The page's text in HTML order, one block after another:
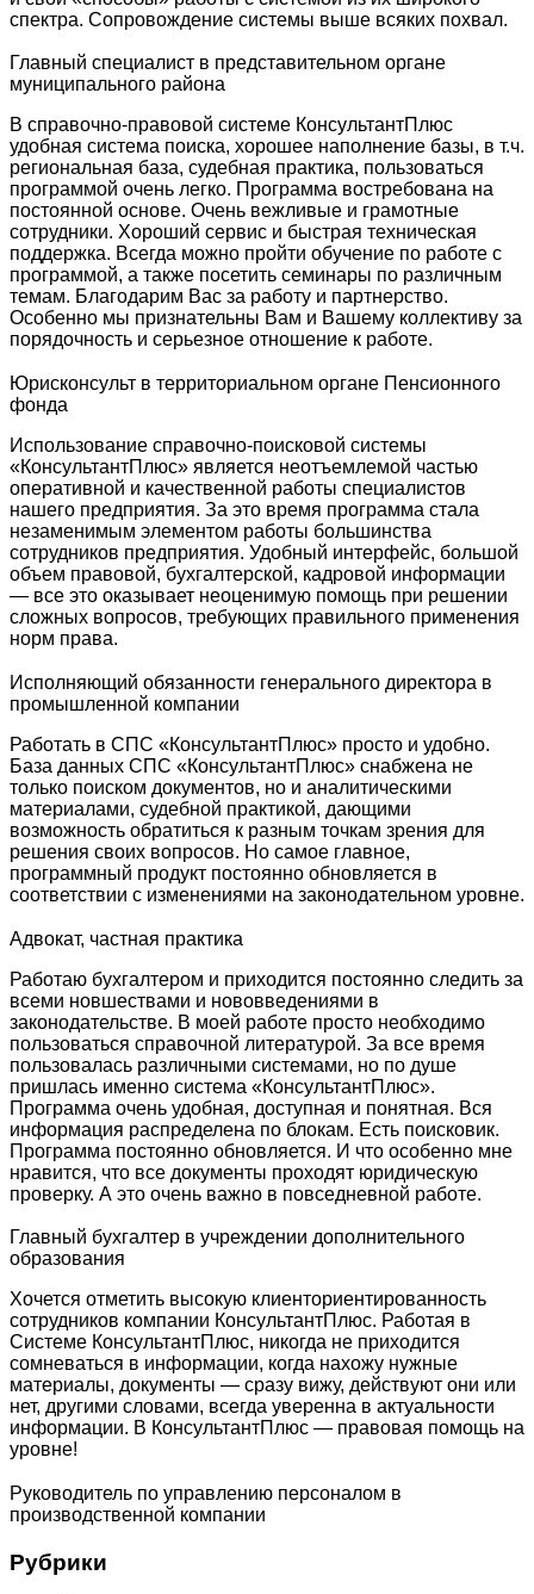
спектра. Сопровождение системы выше всяких похвал.
Главный специалист в представительном органе
муниципального района
В справочно-правовой системе КонсультантПлюс
удобная система поиска, хорошее наполнение базы, в т.ч.
региональная база, судебная практика, пользоваться
программой очень легко. Программа востребована на
постоянной основе. Очень вежливые и грамотные
сотрудники. Хороший сервис и быстрая техническая
поддержка. Всегда можно пройти обучение по работе с
программой, а также посетить семинары по различным
темам. Благодарим Вас за работу и партнерство.
Особенно мы признательны Вам и Вашему коллективу за
порядочность и серьезное отношение к работе.
Юрисконсульт в территориальном органе Пенсионного
фонда
Использование справочно-поисковой системы
«КонсультантПлюс» является неотъемлемой частью
оперативной и качественной работы специалистов
нашего предприятия. За это время программа стала
незаменимым элементом работы большинства
сотрудников предприятия. Удобный интерфейс, большой
объем правовой, бухгалтерской, кадровой информации
— все это оказывает неоценимую помощь при решении
сложных вопросов, требующих правильного применения
норм права.
Исполняющий обязанности генерального директора в
промышленной компании
Работать в СПС «КонсультантПлюс» просто и удобно.
База данных СПС «КонсультантПлюс» снабжена не
только поиском документов, но и аналитическими
материалами, судебной практикой, дающими
возможность обратиться к разным точкам зрения для
решения своих вопросов. Но самое главное,
программный продукт постоянно обновляется в
соответствии с изменениями на законодательном уровне.
Адвокат, частная практика
Работаю бухгалтером и приходится постоянно следить за
всеми новшествами и нововведениями в
законодательстве. В моей работе просто необходимо
пользоваться справочной литературой. За все время
пользовалась различными системами, но по душе
пришлась именно система «КонсультантПлюс».
Программа очень удобная, доступная и понятная. Вся
информация распределена по блокам. Есть поисковик.
Программа постоянно обновляется. И что особенно мне
нравится, что все документы проходят юридическую
проверку. А это очень важно в повседневной работе.
Главный бухгалтер в учреждении дополнительного
образования
Хочется отметить высокую клиенториентированность
сотрудников компании КонсультантПлюс. Работая в
Системе КонсультантПлюс, никогда не приходится
сомневаться в информации, когда нахожу нужные
материалы, документы — сразу вижу, действуют они или
нет, другими словами, всегда уверенна в актуальности
информации. В КонсультантПлюс — правовая помощь на
уровне!
Руководитель по управлению персоналом в
производственной компании
Рубрики